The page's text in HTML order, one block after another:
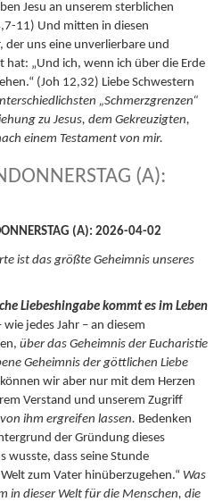
Jesu an unserem sterblichen
11) Und mitten in diesen
der uns eine unverlierbare und
„Und ich, wenn ich über die Erde
(Joh 12,32) Liebe Schwestern
„Schmerzgrenzen“
zu Jesus, dem Gekreuzigten,
einem Testament von mir.
(A):
(A): 2026-04-02
ist das größte Geheimnis unseres
Liebeshingabe kommt es im Leben
jedes Jahr – an diesem
über das Geheimnis der Eucharistie
Geheimnis der göttlichen Liebe
wir aber nur mit dem Herzen
Verstand und unserem Zugriff
ihm ergreifen lassen. Bedenken
der Gründung dieses
wusste, dass seine Stunde
zum Vater hinüberzugehen.“ Was
in dieser Welt für die Menschen, die